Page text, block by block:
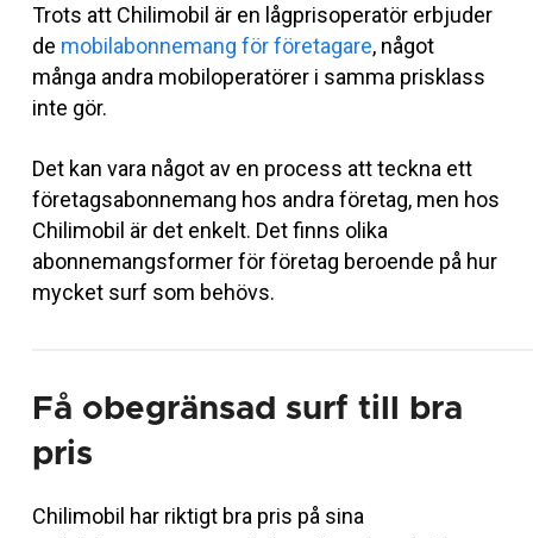
Trots att Chilimobil är en lågprisoperatör erbjuder
de mobilabonnemang för företagare, något
många andra mobiloperatörer i samma prisklass
inte gör.
Det kan vara något av en process att teckna ett
företagsabonnemang hos andra företag, men hos
Chilimobil är det enkelt. Det finns olika
abonnemangsformer för företag beroende på hur
mycket surf som behövs.
Få obegränsad surf till bra
pris
Chilimobil har riktigt bra pris på sina